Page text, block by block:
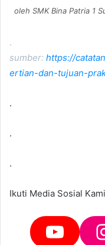
oleh SMK Bina Patria 1
.
sumber: https://
ertian-dan-tujuan-
.
.
.
Ikuti Media Sosial